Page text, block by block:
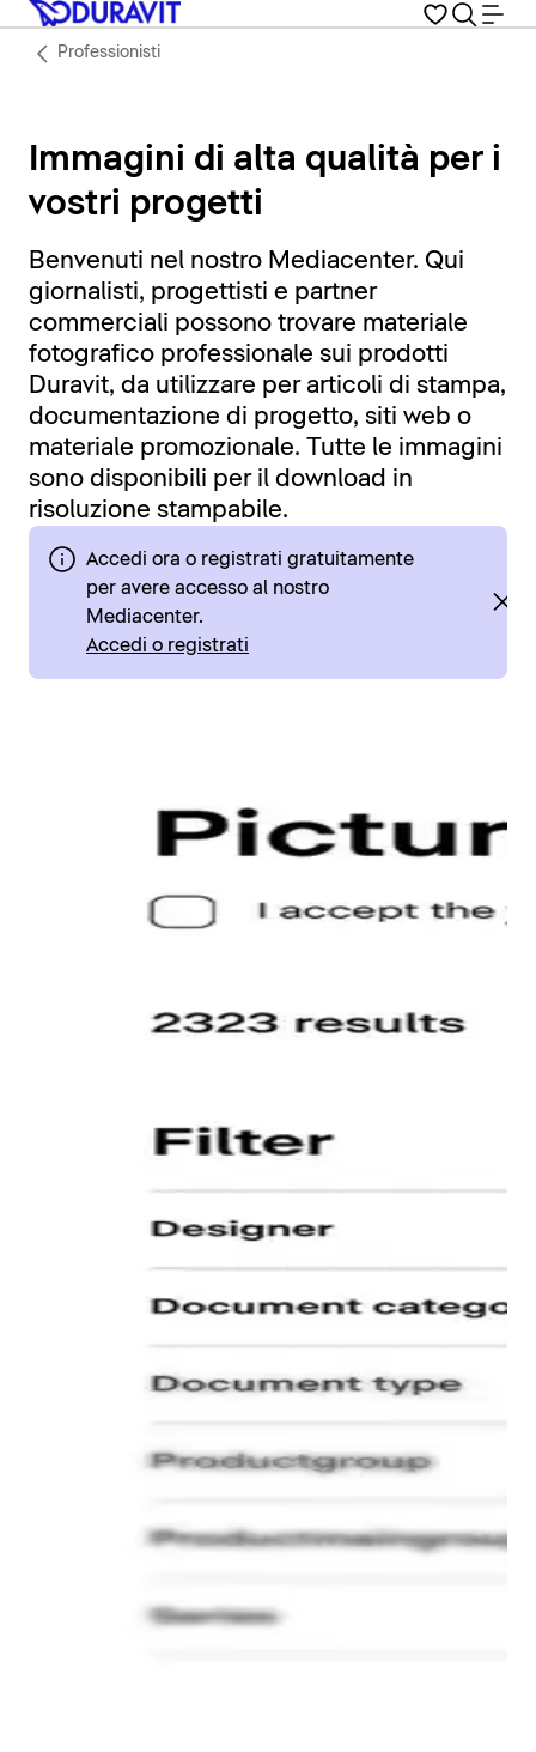
Professionisti
Immagini di alta qualità per i
vostri progetti
Benvenuti nel nostro Mediacenter. Qui
giornalisti, progettisti e partner
commerciali possono trovare materiale
fotografico professionale sui prodotti
Duravit, da utilizzare per articoli di stampa,
documentazione di progetto, siti web o
materiale promozionale. Tutte le immagini
sono disponibili per il download in
risoluzione stampabile.
Accedi ora o registrati gratuitamente
per avere accesso al nostro
Mediacenter.
Accedi o registrati